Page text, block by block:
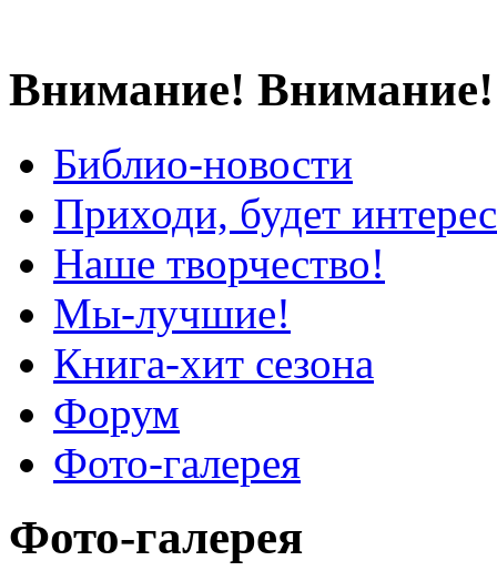
Внимание! Внимание!
Библио-новости
Приходи, будет
Наше творчество!
Мы-лучшие!
Книга-хит сезона
Форум
Фото-галерея
Фото-галерея